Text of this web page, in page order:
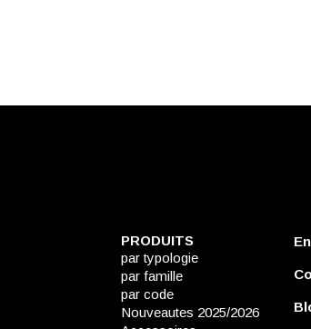
PRODUITS
par typologie
par famille
par code
Nouveautes 2025/2026